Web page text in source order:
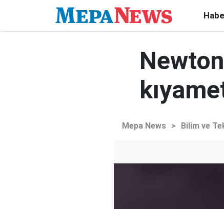
Mepa News > Bilim ve